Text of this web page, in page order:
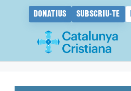
DONATIUS SUBSCRIU-TE